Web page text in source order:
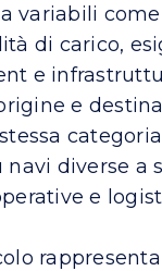
variabili
di carico,
e
e
navi diverse a
e